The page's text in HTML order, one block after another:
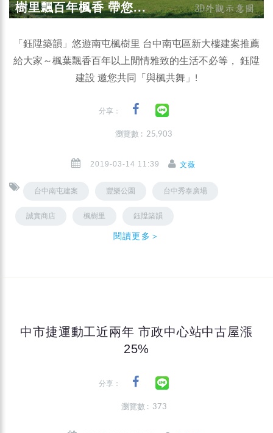
樹里飄百年楓香 帶您...
「鈺陞築韻」悠遊南屯楓樹里 台中南屯區新大樓建案推薦
給大家～楓葉飄香百年以上閒情雅致的生活不必等， 鈺陞
建設 邀您共同「與楓共舞」!
分享：
瀏覽數 : 25,903
2019-03-14 11:39 文薇
台中南屯建案 豐樂公園 台中秀泰廣場
誠實商店 楓樹里 鈺陞築韻
閱讀更多＞
中市捷運動工近兩年 市政中心站中古屋漲
25%
分享：
瀏覽數 : 373